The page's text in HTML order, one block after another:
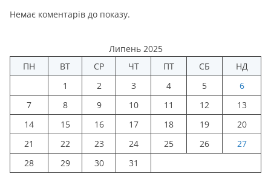
Немає коментарів до показу.
Липень 2025
ПН
ВТ СР ЧТ ПТ СБ
НД
1
2 3 4 5
6
7
8 9 10 11 12
13
14
15 16 17 18 19
20
21
22 23 24 25 26
27
28
29 30 31